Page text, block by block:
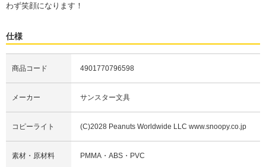
わず笑顔になります！
仕様
商品コード 4901770796598
メーカー サンスター文具
コピーライト (C)2028 Peanuts Worldwide LLC www.snoopy.co.jp
素材・原材料 PMMA・ABS・PVC